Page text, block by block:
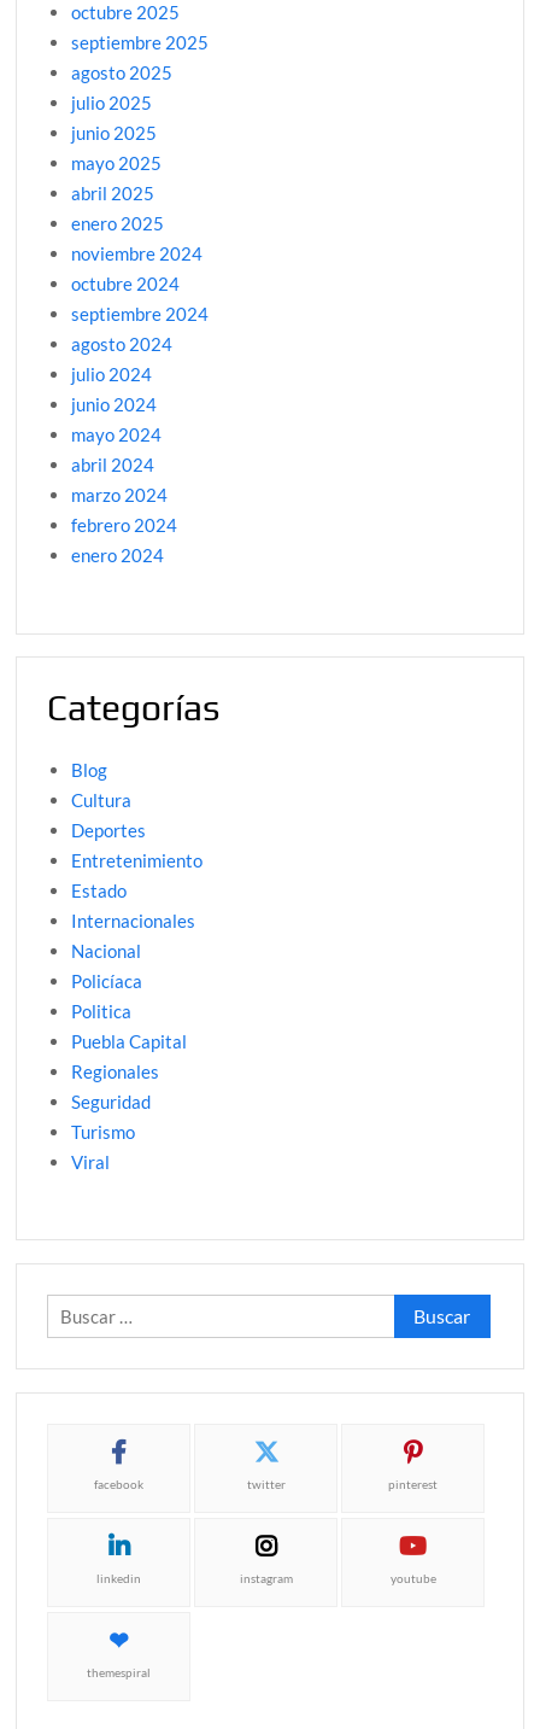
octubre 2025
septiembre 2025
agosto 2025
julio 2025
junio 2025
mayo 2025
abril 2025
enero 2025
noviembre 2024
octubre 2024
septiembre 2024
agosto 2024
julio 2024
junio 2024
mayo 2024
abril 2024
marzo 2024
febrero 2024
enero 2024
Categorías
Blog
Cultura
Deportes
Entretenimiento
Estado
Internacionales
Nacional
Policíaca
Politica
Puebla Capital
Regionales
Seguridad
Turismo
Viral
Buscar:
facebook twitter pinterest
linkedin instagram youtube
themespiral